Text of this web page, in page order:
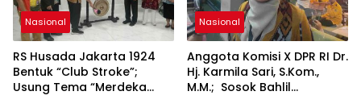
Nasional
RS Husada Jakarta 1924
Bentuk “Club Stroke”;
Usung Tema “Merdeka
Nasional
Anggota Komisi X DPR RI Dr.
Hj. Karmila Sari, S.Kom.,
M.M.; Sosok Bahlil